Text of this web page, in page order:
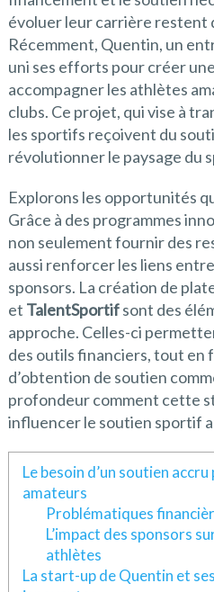
évoluer leur carrière restent
Récemment, Quentin, un
uni ses efforts pour créer
accompagner les athlètes
clubs. Ce projet, qui vise à
les sportifs reçoivent du
révolutionner le paysage du
Explorons les opportunités
Grâce à des programmes
non seulement fournir des
aussi renforcer les liens
sponsors. La création de
et TalentSportifsont des
approche. Celles-ci
des outils financiers, tout en
d’obtention de soutien
profondeur comment cette
influencer le soutien sportif
Le besoin d’un soutien
amateurs
Problématiques
L’impact des sponsors
athlètes
La start-up de Quentin et